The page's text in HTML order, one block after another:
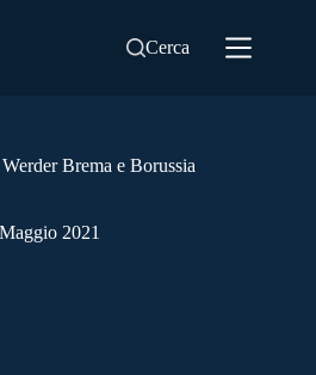
Cerca
Brema e Borussia
2021